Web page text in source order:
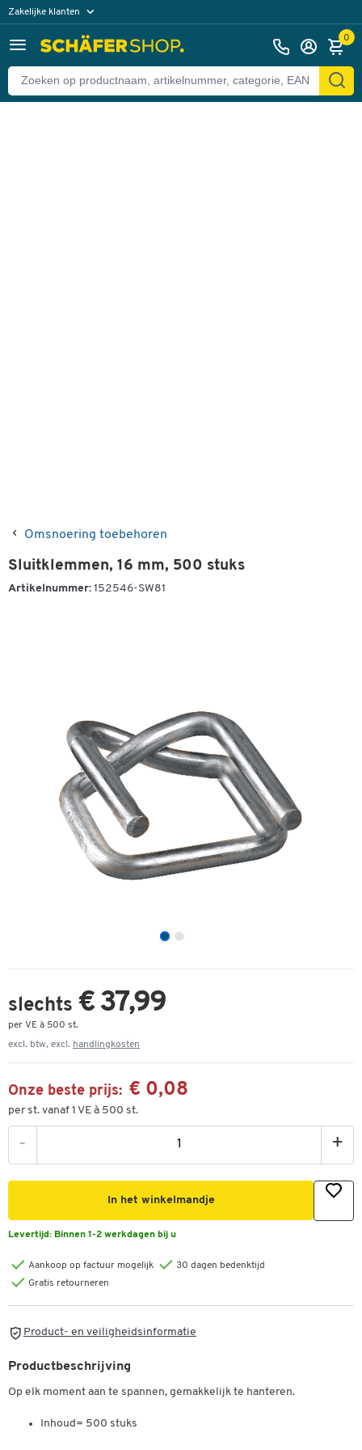
Zakelijke klanten
Particuliere klanten 0
Omsnoering toebehoren
Sluitklemmen, 16 mm, 500 stuks
Artikelnummer: 152546-SW81
slechts € 37,99
per VE à 500 st.
excl. btw, excl. handlingkosten
Onze beste prijs: € 0,08
per st. vanaf 1 VE à 500 st.
- +
In het winkelmandje
Levertijd: Binnen 1-2 werkdagen bij u
Aankoop op factuur mogelijk
30 dagen bedenktijd
Gratis retourneren
Product- en veiligheidsinformatie
Productbeschrijving
Op elk moment aan te spannen, gemakkelijk te hanteren.
Inhoud= 500 stuks
Terug